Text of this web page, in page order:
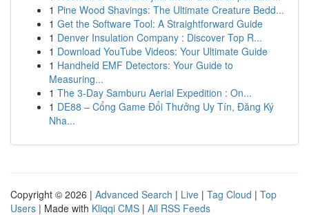
1 Pine Wood Shavings: The Ultimate Creature Bedd...
1 Get the Software Tool: A Straightforward Guide
1 Denver Insulation Company : Discover Top R...
1 Download YouTube Videos: Your Ultimate Guide
1 Handheld EMF Detectors: Your Guide to
Measuring...
1 The 3-Day Samburu Aerial Expedition : On...
1 DE88 – Cổng Game Đổi Thưởng Uy Tín, Đăng Ký
Nha...
Copyright © 2026 | Advanced Search | Live | Tag Cloud | Top
Users | Made with Kliqqi CMS | All RSS Feeds